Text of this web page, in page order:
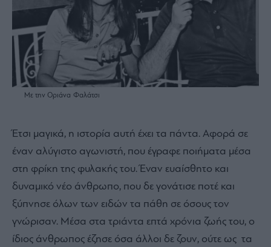
Με την Οριάνα Φαλάτσι
Έτσι μαγικά, η ιστορία αυτή έχει τα πάντα. Αφορά σε
έναν αλύγιστο αγωνιστή, που έγραφε ποιήματα μέσα
στη φρίκη της φυλακής του. Έναν ευαίσθητο και
δυναμικό νέο άνθρωπο, που δε γονάτισε ποτέ και
ξύπνησε όλων των ειδών τα πάθη σε όσους τον
γνώρισαν. Μέσα στα τριάντα επτά χρόνια ζωής του, ο
ίδιος άνθρωπος έζησε όσα άλλοι δε ζουν, ούτε ως τα